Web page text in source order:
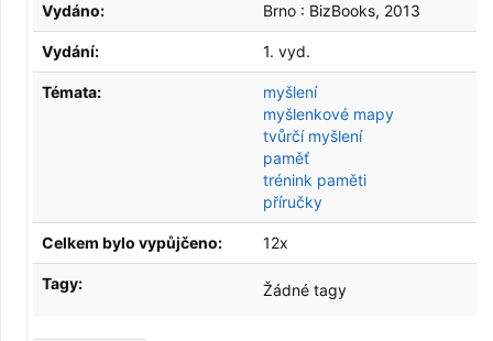
Vydáno: Brno : BizBooks, 2013
Vydání: 1. vyd.
Témata:
myšlení
myšlenkové mapy
tvůrčí myšlení
paměť
trénink paměti
příručky
Celkem bylo vypůjčeno: 12x
Tagy: Žádné tagy